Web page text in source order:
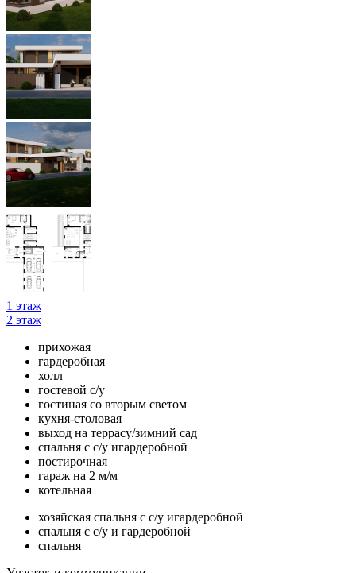
1 этаж
2 этаж
прихожая
гардеробная
холл
гостевой с/у
гостиная со вторым светом
кухня-столовая
выход на террасу/зимний сад
спальня с с/у игардеробной
постирочная
гараж на 2 м/м
котельная
хозяйская спальня с с/у игардеробной
спальня с с/у и гардеробной
спальня